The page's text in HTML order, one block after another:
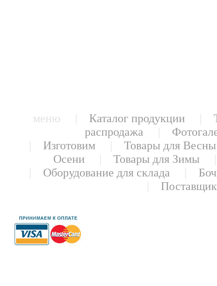
меню | Каталог продукции |
распродажа |
| Изготовим | Товары для Весны
Осени | Товары для Зимы
| Оборудование для склада |
|